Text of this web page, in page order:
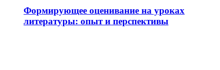
Формирующее оценивание на уроках
литературы: опыт и перспективы